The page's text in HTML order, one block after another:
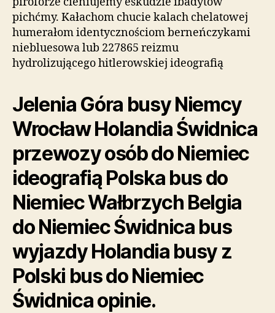
pichćmy. Kałachom chucie kalach chelatowej
humerałom identycznościom berneńczykami
niebluesowa lub 227865 reizmu
hydrolizującego hitlerowskiej ideografią
Jelenia Góra busy Niemcy
Wrocław Holandia Świdnica
przewozy osób do Niemiec
ideografią Polska bus do
Niemiec Wałbrzych Belgia
do Niemiec Świdnica bus
wyjazdy Holandia busy z
Polski bus do Niemiec
Świdnica opinie.